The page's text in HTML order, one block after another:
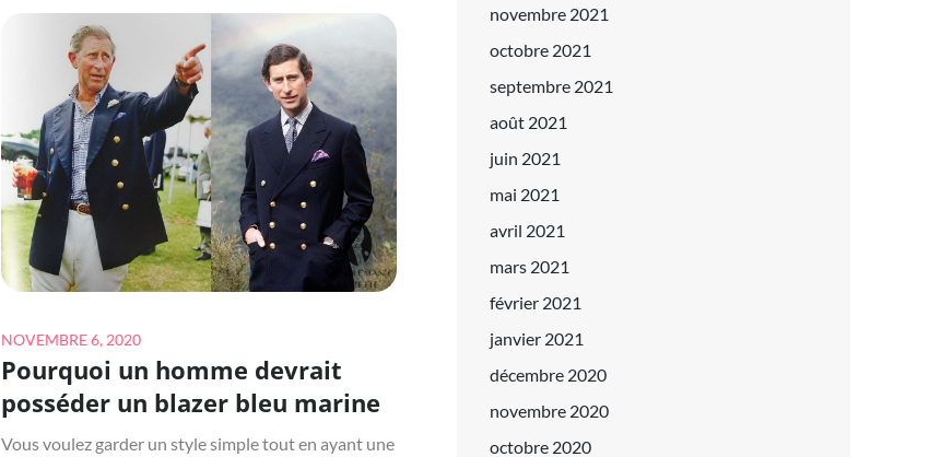
D’AFFAIRES
Posted
on
NOVEMBRE 6, 2020
Pourquoi un homme devrait
posséder un blazer bleu marine
Vous voulez garder un style simple tout en ayant une
novembre 2021
octobre 2021
septembre 2021
août 2021
juin 2021
mai 2021
avril 2021
mars 2021
février 2021
janvier 2021
décembre 2020
novembre 2020
octobre 2020